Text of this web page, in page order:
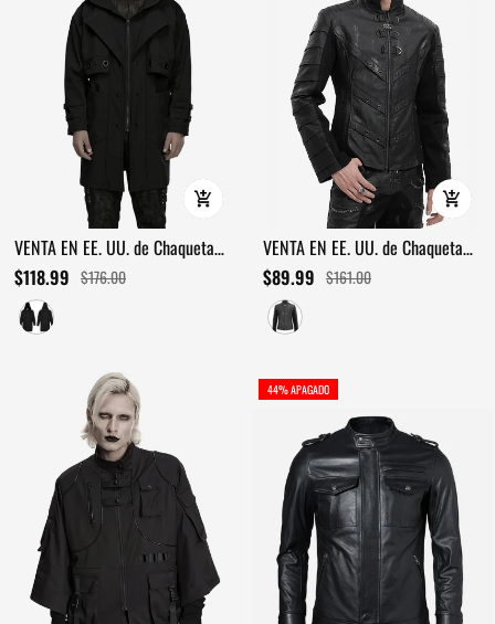
VENTA EN EE. UU. de Chaqueta
Techwear Negra con Capucha para
Hombre con Detalles Metálicos
$118.99 $176.00
VENTA EN EE. UU. de Chaqueta
Gótica con Cuello de Pie y Ojales
Metálicos / Chaqueta Corta con
Efecto Desgastado
$89.99 $161.00
44% APAGADO